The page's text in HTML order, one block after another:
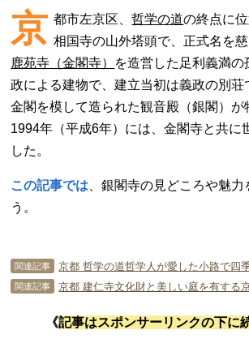
京 都市左京区、哲学の道の終点に
相国寺の山外塔頭で、正式名を慈
鹿苑寺（金閣寺） を造営した足利義満
政による建物で、建立当初は義政の別荘
金閣を模して造られた観音殿（銀閣）が
1994年（平成6年）には、金閣寺と共に
した。
この記事では 、銀閣寺の見どころや魅
う。
関連記事 京都 哲学の道哲学人が愛した小路で四
関連記事 京都 建仁寺文化財と美しい庭を有する
《記事はスポンサーリンクの下に